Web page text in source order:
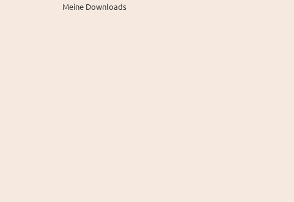
Meine Downloads